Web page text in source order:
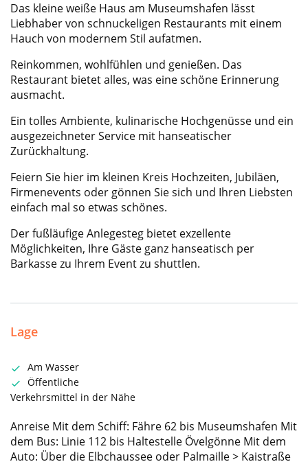
Das kleine weiße Haus am Museumshafen lässt
Liebhaber von schnuckeligen Restaurants mit einem
Hauch von modernem Stil aufatmen.
Reinkommen, wohlfühlen und genießen. Das
Restaurant bietet alles, was eine schöne Erinnerung
ausmacht.
Ein tolles Ambiente, kulinarische Hochgenüsse und ein
ausgezeichneter Service mit hanseatischer
Zurückhaltung.
Feiern Sie hier im kleinen Kreis Hochzeiten, Jubiläen,
Firmenevents oder gönnen Sie sich und Ihren Liebsten
einfach mal so etwas schönes.
Der fußläufige Anlegesteg bietet exzellente
Möglichkeiten, Ihre Gäste ganz hanseatisch per
Barkasse zu Ihrem Event zu shuttlen.
Lage
Am Wasser
Öffentliche
Verkehrsmittel in der Nähe
Anreise Mit dem Schiff: Fähre 62 bis Museumshafen Mit
dem Bus: Linie 112 bis Haltestelle Övelgönne Mit dem
Auto: Über die Elbchaussee oder Palmaille > Kaistraße